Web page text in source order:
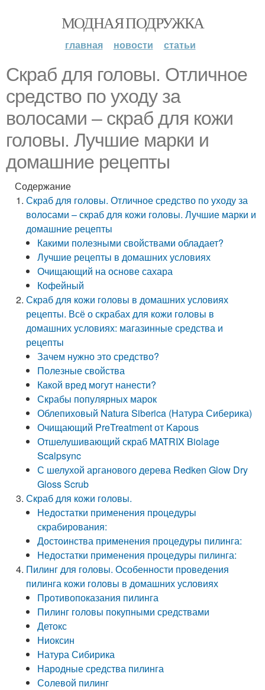
МОДНАЯ ПОДРУЖКА
главная новости статьи
Скраб для головы. Отличное
средство по уходу за
волосами – скраб для кожи
головы. Лучшие марки и
домашние рецепты
Содержание
Скраб для головы. Отличное средство по уходу за
волосами – скраб для кожи головы. Лучшие марки и
домашние рецепты
Какими полезными свойствами обладает?
Лучшие рецепты в домашних условиях
Очищающий на основе сахара
Кофейный
Скраб для кожи головы в домашних условиях
рецепты. Всё о скрабах для кожи головы в
домашних условиях: магазинные средства и
рецепты
Зачем нужно это средство?
Полезные свойства
Какой вред могут нанести?
Скрабы популярных марок
Облепиховый Natura Siberica (Натура Сиберика)
Очищающий PreTreatment от Kapous
Отшелушивающий скраб MATRIX Biolage
Scalpsync
С шелухой арганового дерева Redken Glow Dry
Gloss Scrub
Скраб для кожи головы.
Недостатки применения процедуры
скрабирования:
Достоинства применения процедуры пилинга:
Недостатки применения процедуры пилинга:
Пилинг для головы. Особенности проведения
пилинга кожи головы в домашних условиях
Противопоказания пилинга
Пилинг головы покупными средствами
Детокс
Ниоксин
Натура Сибирика
Народные средства пилинга
Солевой пилинг